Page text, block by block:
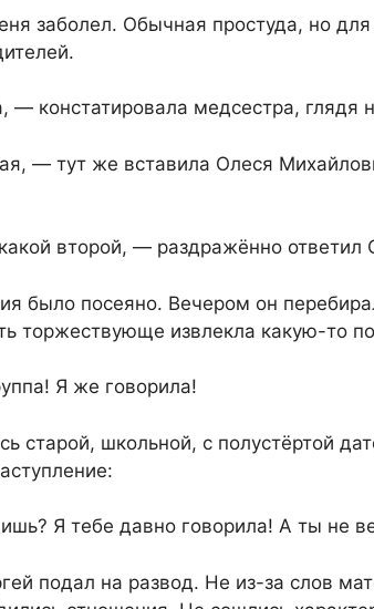
заболел. Обычная простуда, но для
— констатировала медсестра, глядя
— тут же вставила Олеся
второй, — раздражённо ответил
было посеяно. Вечером он
торжествующе извлекла какую-то
Я же говорила!
старой, школьной, с полустёртой
Я тебе давно говорила! А ты не
подал на развод. Не из-за слов